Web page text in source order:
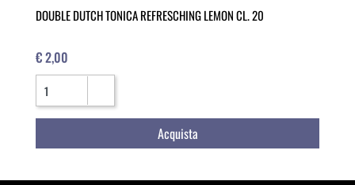
DOUBLE DUTCH TONICA REFRESCHING LEMON CL. 20
€ 2,00
Quantità
Acquista